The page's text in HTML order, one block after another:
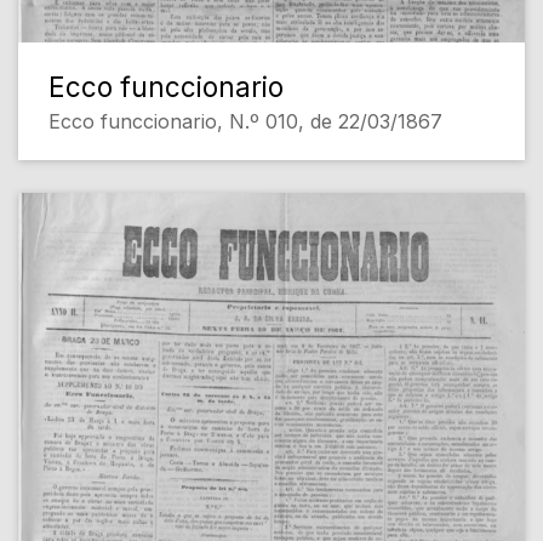
Ecco funccionario
Ecco funccionario, N.º 010, de 22/03/1867